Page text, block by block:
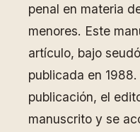
penal en materia
menores. Este
artículo, bajo
publicada en
publicación, el
manuscrito y se